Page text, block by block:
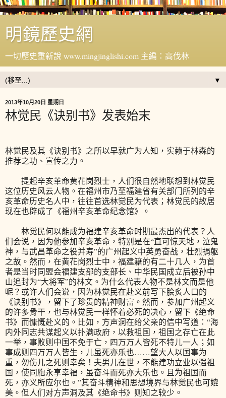
明鏡歷史網
一切歷史重新說 www.mingjinglishi.com 主編：高伐林
▼
2013年10月20日 星期日
林觉民《诀别书》发表始末
林觉民及其《诀别书》之所以早就广为人知，实赖于林森的
推荐之功、宣传之力。
提起辛亥革命黄花岗烈士，人们很自然地联想到林觉民
这位历史风云人物。在福州市乃至福建省有关部门所列的辛
亥革命历史名人中，往往首选林觉民为代表；林觉民的故居
现在也辟成了《福州辛亥革命纪念馆》。
林觉民何以能成为福建辛亥革命时期最杰出的代表？人
们会说，因为他参加辛亥革命，特别是在“直可惊天地，泣鬼
神，与武昌革命之役并寿”的广州起义中英勇奋战，壮烈捐躯
之故。然而，在黄花岗烈士中，福建籍的有二十几人，为首
者是当时同盟会福建支部的支部长、中华民国成立后被孙中
山追封为“大将军”的林文。为什么代表人物不是林文而是他
呢？或许人们会说，因为林觉民在赴义前写下脍炙人口的
《诀别书》，留下了珍贵的精神财富。然而，参加广州起义
的许多骨干，也与林觉民一样怀着必死的决心，留下《绝命
书》而慷慨赴义的。比如，方声洞在给父亲的信中写道：“海
内外同志共谋起义以扑满政府，以救祖国，祖国之存亡在此
一举，事败则中国不免于亡，四万万人皆死不特儿一人；如
事成则四万万人皆生，儿虽死亦乐也……望大人以国事为
重，勿伤儿之死则幸矣！夫男儿在世，不能建功立业以强祖
国，使同胞永享幸福，虽奋斗而死亦大乐也。且为祖国而
死，亦义所应尔也。”其奋斗精神和思想境界与林觉民也可媲
美。但人们对方声洞及其《绝命书》则知之较少。